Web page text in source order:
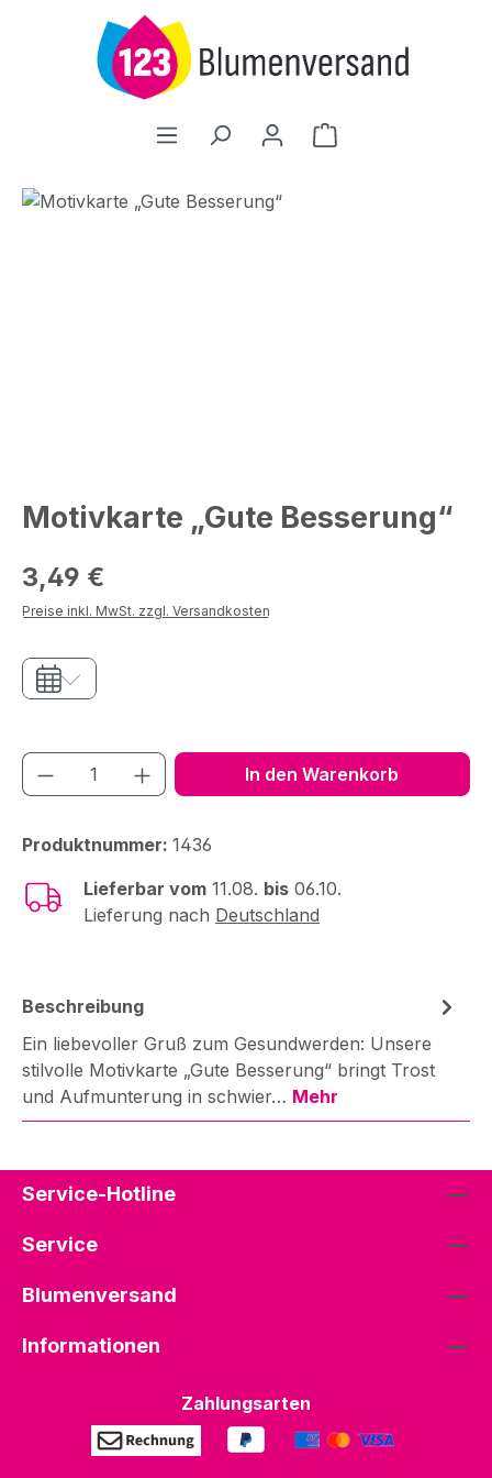
Zum Hauptinhalt springen
Warenkorb
Bildergalerie überspringen
Motivkarte „Gute Besserung“
Regulärer Preis:
3,49 €
Preise inkl. MwSt. zzgl. Versandkosten
Produkt Anzahl: Gib den gewünschten
In den Warenkorb
Produktnummer: 1436
Lieferbar vom 11.08. bis 06.10.
Lieferung nach Deutschland
Beschreibung
Ein liebevoller Gruß zum Gesundwerden: Unsere
stilvolle Motivkarte „Gute Besserung“ bringt Trost
und Aufmunterung in schwier… Mehr
Service-Hotline
Service
Blumenversand
Informationen
Zahlungsarten